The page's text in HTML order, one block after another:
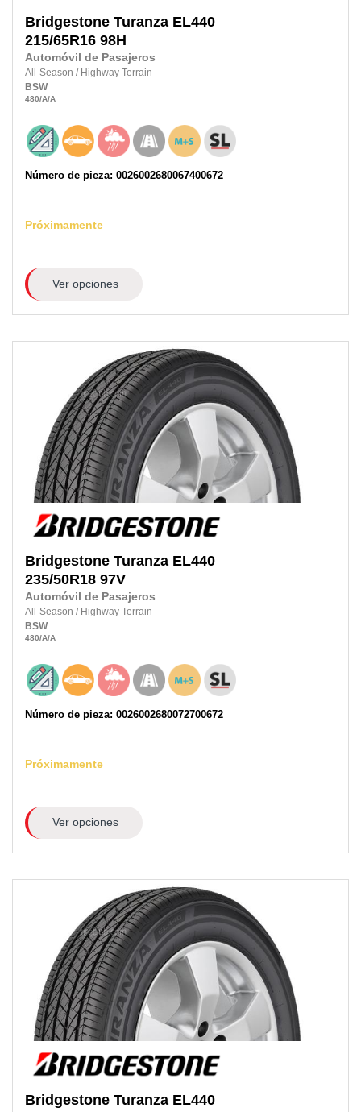
Bridgestone Turanza EL440
215/65R16 98H
Automóvil de Pasajeros
All-Season / Highway Terrain
BSW
480/A/A
Número de pieza: 0026002680067400672
Próximamente
Ver opciones
Bridgestone Turanza EL440
235/50R18 97V
Automóvil de Pasajeros
All-Season / Highway Terrain
BSW
480/A/A
Número de pieza: 0026002680072700672
Próximamente
Ver opciones
Bridgestone Turanza EL440